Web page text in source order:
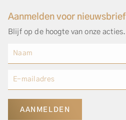
Aanmelden voor nieuwsbrief
Blijf op de hoogte van onze acties.
AANMELDEN